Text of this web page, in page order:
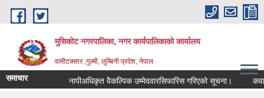
Skip to main content
मुसिकोट नगरपालिका, नगर कार्यपालिकाकाे कार्यालय
वामीटक्सार ,गुल्मी, लुम्बिनी प्रदेश, नेपाल
समाचार नापीअधिकृत वैकल्पिक उम्मेदवारसिफारिस गरिएको सूचना। कवाडी